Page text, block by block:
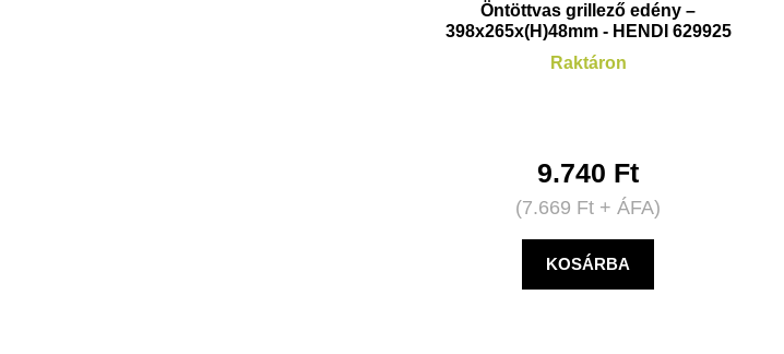
Öntöttvas grillező edény –
398x265x(H)48mm - HENDI 629925
Raktáron
9.740 Ft
(7.669 Ft + ÁFA)
KOSÁRBA